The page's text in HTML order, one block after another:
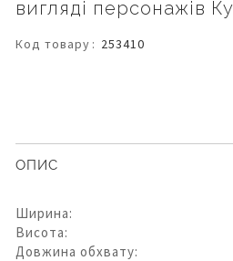
вигляді персонажів
Код товару 253410
початку
зображень
ОПИС
Ширина:
Висота:
Довжина обхвату: